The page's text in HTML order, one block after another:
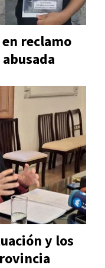
reclamo
y los